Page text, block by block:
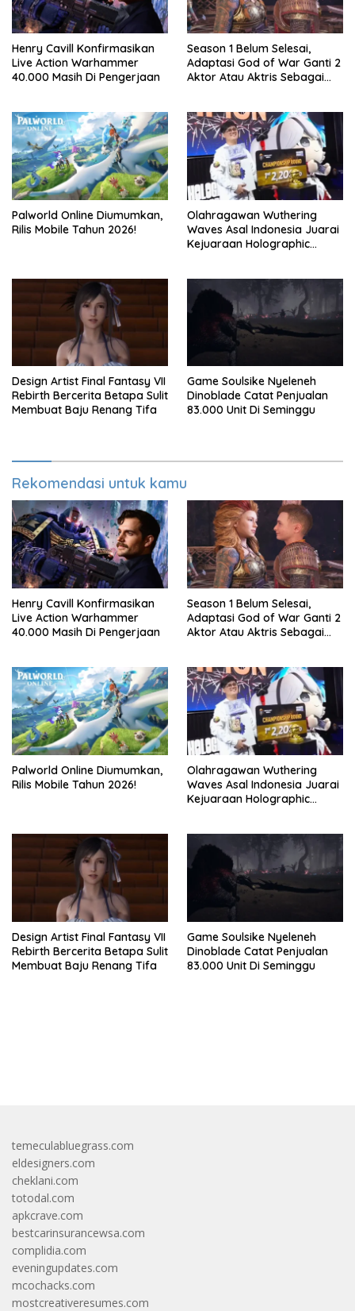
Henry Cavill Konfirmasikan
Live Action Warhammer
40.000 Masih Di Pengerjaan
Season 1 Belum Selesai,
Adaptasi God of War Ganti 2
Aktor Atau Aktris Sebagai
Palworld Online Diumumkan,
Rilis Mobile Tahun 2026!
Olahragawan Wuthering
Waves Asal Indonesia Juarai
Kejuaraan Holographic
Design Artist Final Fantasy VII
Rebirth Bercerita Betapa Sulit
Membuat Baju Renang Tifa
Game Soulsike Nyeleneh
Dinoblade Catat Penjualan
83.000 Unit Di Seminggu
Rekomendasi untuk kamu
Henry Cavill Konfirmasikan
Live Action Warhammer
40.000 Masih Di Pengerjaan
Season 1 Belum Selesai,
Adaptasi God of War Ganti 2
Aktor Atau Aktris Sebagai
Palworld Online Diumumkan,
Rilis Mobile Tahun 2026!
Olahragawan Wuthering
Waves Asal Indonesia Juarai
Kejuaraan Holographic
Design Artist Final Fantasy VII
Rebirth Bercerita Betapa Sulit
Membuat Baju Renang Tifa
Game Soulsike Nyeleneh
Dinoblade Catat Penjualan
83.000 Unit Di Seminggu
temeculabluegrass.com
eldesigners.com
cheklani.com
totodal.com
apkcrave.com
bestcarinsurancewsa.com
complidia.com
eveningupdates.com
mcochacks.com
mostcreativeresumes.com